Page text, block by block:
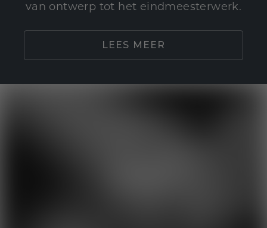
van ontwerp tot het eindmeesterwerk.
LEES MEER